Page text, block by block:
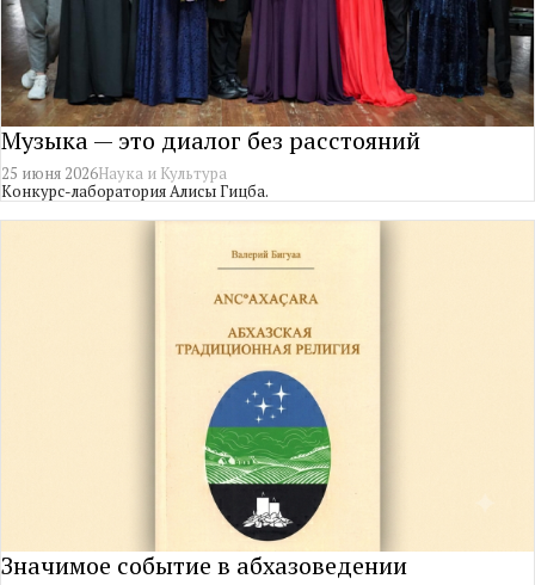
Музыка — это диалог без расстояний
25 июня 2026Наука и Культура
Конкурс-лаборатория Алисы Гицба.
Значимое событие в абхазоведении